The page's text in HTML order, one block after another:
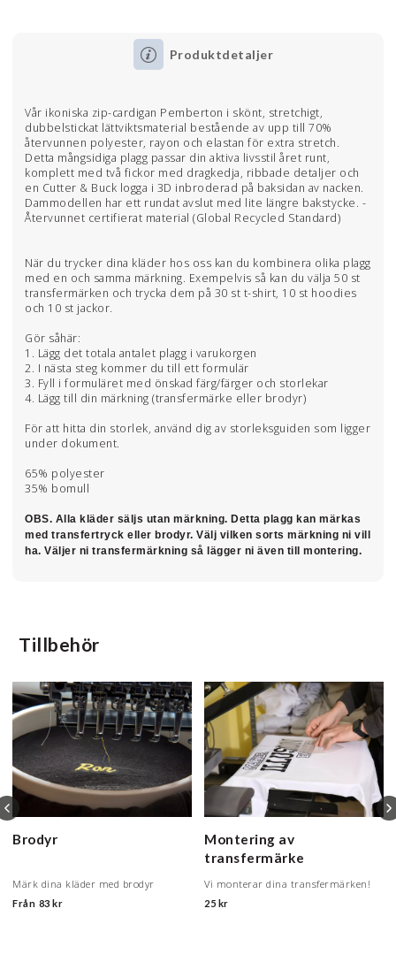
Produktdetaljer
Vår ikoniska zip-cardigan Pemberton i skönt, stretchigt,
dubbelstickat lättviktsmaterial bestående av upp till 70%
återvunnen polyester, rayon och elastan för extra stretch.
Detta mångsidiga plagg passar din aktiva livsstil året runt,
komplett med två fickor med dragkedja, ribbade detaljer och
en Cutter & Buck logga i 3D inbroderad på baksidan av nacken.
Dammodellen har ett rundat avslut med lite längre bakstycke. -
Återvunnet certifierat material (Global Recycled Standard)
När du trycker dina kläder hos oss kan du kombinera olika plagg
med en och samma märkning. Exempelvis så kan du välja 50 st
transfermärken och trycka dem på 30 st t-shirt, 10 st hoodies
och 10 st jackor.
Gör såhär:
1. Lägg det totala antalet plagg i varukorgen
2. I nästa steg kommer du till ett formulär
3. Fyll i formuläret med önskad färg/färger och storlekar
4. Lägg till din märkning (transfermärke eller brodyr)
För att hitta din storlek, använd dig av storleksguiden som ligger
under dokument.
65% polyester
35% bomull
OBS. Alla kläder säljs utan märkning. Detta plagg kan märkas
med transfertryck eller brodyr. Välj vilken sorts märkning ni vill
ha. Väljer ni transfermärkning så lägger ni även till montering.
Tillbehör
Brodyr
Märk dina kläder med brodyr
Från 83 kr
Montering av
transfermärke
Vi monterar dina transfermärken!
25 kr